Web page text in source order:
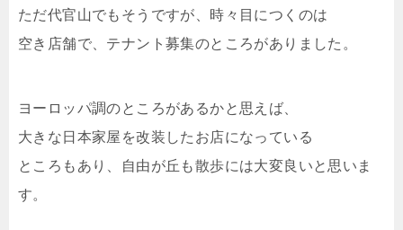
ただ代官山でもそうですが、時々目につくのは
空き店舗で、テナント募集のところがありました。
ヨーロッパ調のところがあるかと思えば、
大きな日本家屋を改装したお店になっている
ところもあり、自由が丘も散歩には大変良いと思いま
す。